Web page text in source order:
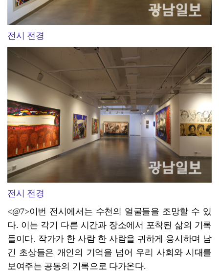
전시 전경
전시 전경
<@7>이번 전시에서는 수천의 얼굴들을 조망할 수 있
다. 이는 각기 다른 시간과 장소에서 포착된 삶의 기록
들이다. 작가가 한 사람 한 사람을 귀하게 응시하며 남
긴 초상들은 개인의 기억을 넘어 우리 사회와 시대를
보여주는 공동의 기록으로 다가온다.